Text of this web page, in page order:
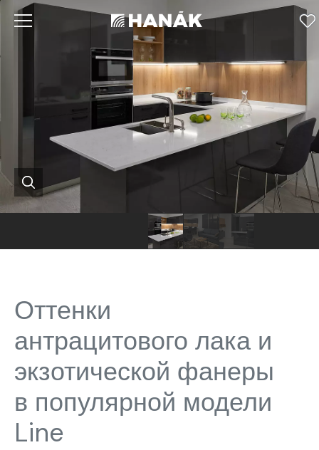
Оттенки
антрацитового лака и
экзотической фанеры
в популярной модели
Line